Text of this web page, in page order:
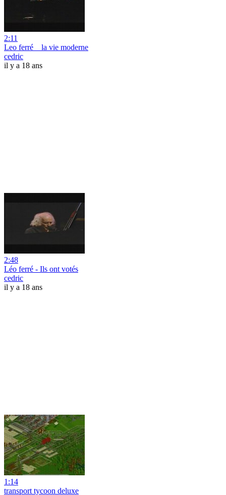
2:11
Leo ferré _ la vie moderne
cedric
il y a 18 ans
2:48
Léo ferré - Ils ont votés
cedric
il y a 18 ans
1:14
transport tycoon deluxe